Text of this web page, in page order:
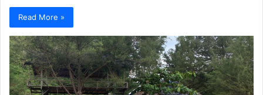
Read More »